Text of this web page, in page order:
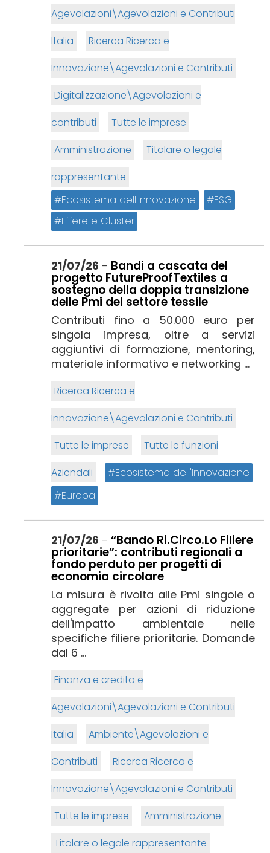
Agevolazioni\Agevolazioni e Contributi
Italia
Ricerca Ricerca e
Innovazione\Agevolazioni e Contributi
Digitalizzazione\Agevolazioni e
contributi
Tutte le imprese
Amministrazione
Titolare o legale
rappresentante
Ecosistema dell'Innovazione
ESG
Filiere e Cluster
21/07/26 - Bandi a cascata del
progetto FutureProofTextiles a
sostegno della doppia transizione
delle Pmi del settore tessile
Contributi fino a 50.000 euro per
singola impresa, oltre a servizi
aggiuntivi di formazione, mentoring,
materiale informativo e networking ...
Ricerca Ricerca e
Innovazione\Agevolazioni e Contributi
Tutte le imprese
Tutte le funzioni
Aziendali
Ecosistema dell'Innovazione
Europa
21/07/26 - “Bando Ri.Circo.Lo Filiere
prioritarie”: contributi regionali a
fondo perduto per progetti di
economia circolare
La misura è rivolta alle Pmi singole o
aggregate per azioni di riduzione
dell'impatto ambientale nelle
specifiche filiere prioritarie. Domande
dal 6 ...
Finanza e credito e
Agevolazioni\Agevolazioni e Contributi
Italia
Ambiente\Agevolazioni e
Contributi
Ricerca Ricerca e
Innovazione\Agevolazioni e Contributi
Tutte le imprese
Amministrazione
Titolare o legale rappresentante